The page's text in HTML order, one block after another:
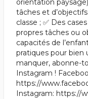
orientation
tâches et
classe ; ✅ Des
propres tâches ou
capacités de
pratiques pour bien
manquer, abonne-
Instagram !
https://
Instagram: https://